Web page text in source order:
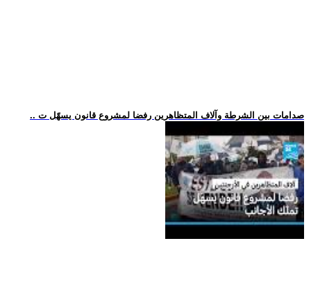
.. صدامات بين الشرطة وآلاف المتظاهرين رفضا لمشروع قانون يسهّل ت